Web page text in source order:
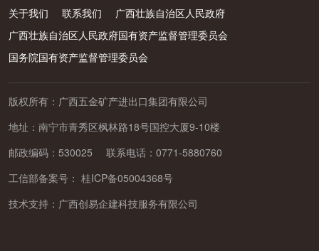
关于我们 联系我们
广西壮族自治区人民政府
广西壮族自治区人民政府国有资产监督管理委员会
国务院国有资产监督管理委员会
版权所有：广西五金矿产进出口集团有限公司
地址：南宁市青秀区枫林路18号国控大厦9-10楼
邮政编码：530025
联系电话：0771-5880760
工信部备案号： 桂ICP备05004368号
技术支持： 广西创易企建科技服务有限公司